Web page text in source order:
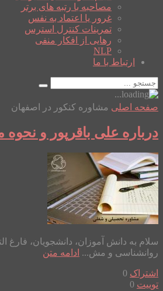
مصاحبه با رتبه های برتر
غرور یا اعتماد به نفس
تمرینات کنترل استرس
رهایی از افکار منفی
NLP
ارتباط با ما
صفحه اصلی مشاوره کنکور در اصفهان
درباره علی باقرپور و
روانشناسی و مش... ادامه متن
اشتراک 0
توییت 0